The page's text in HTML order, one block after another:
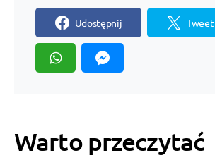
Udostępnij Tweet
Warto przeczytać